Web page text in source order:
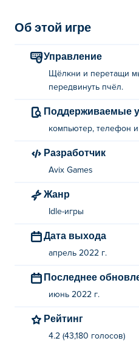
Об этой игре
Управление
Щёлкни и перетащи
передвинуть пчёл.
Поддерживаемые
компьютер, телефон
Разработчик
Avix Games
Жанр
Idle-игры
Дата выхода
апрель 2022 г.
Последнее
июнь 2022 г.
Рейтинг
4.2 (43,180 голосов)